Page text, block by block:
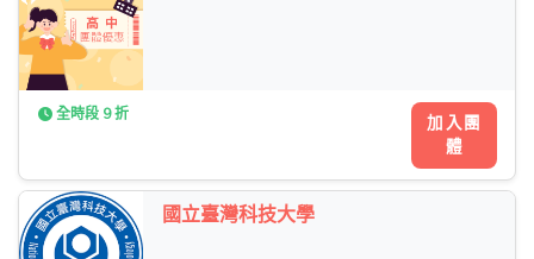
全時段 9 折
加入團
體
國立臺灣科技大學